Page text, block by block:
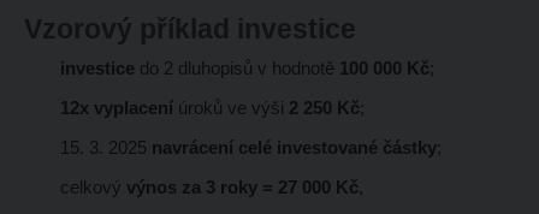
Vzorový příklad investice
investice do 2 dluhopisů v hodnotě 100 000 Kč;
12x vyplaceníúroků ve výši 2 250 Kč;
15. 3. 2025 navrácení celé investované částky;
celkový výnos za 3 roky = 27 000 Kč,